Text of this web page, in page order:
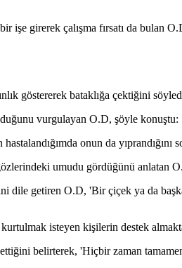
işe girerek çalışma fırsatı da bulan
göstererek bataklığa çektiğini
vurgulayan O.D, şöyle konuştu:
onun da yıprandığını
umudu gördüğünü anlatan
getiren O.D, 'Bir çiçek ya da
kurtulmak isteyen kişilerin destek
belirterek, 'Hiçbir zaman